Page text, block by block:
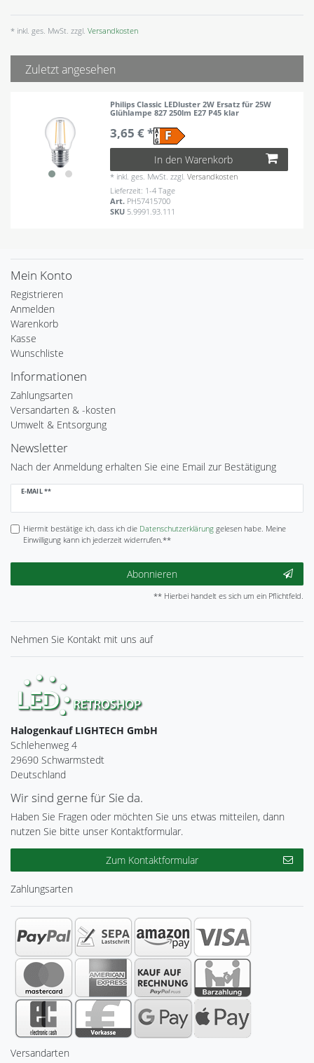
* inkl. ges. MwSt. zzgl. Versandkosten
Zuletzt angesehen
Philips Classic LEDluster 2W Ersatz für 25W
Glühlampe 827 250lm E27 P45 klar
3,65 € *
In den Warenkorb
* inkl. ges. MwSt. zzgl.Versandkosten
Lieferzeit: 1-4 Tage
Art. PH57415700
SKU 5.9991.93.111
Mein Konto
Registrieren
Anmelden
Warenkorb
Kasse
Wunschliste
Informationen
Zahlungsarten
Versandarten & -kosten
Umwelt & Entsorgung
Newsletter
Nach der Anmeldung erhalten Sie eine Email zur Bestätigung
E-MAIL **
Newsletter
Hiermit bestätige ich, dass ich die Daten­schutz­erklärunggelesen habe. Meine
Einwilligung kann ich jederzeit widerrufen.**
Abonnieren
** Hierbei handelt es sich um ein Pflichtfeld.
Nehmen Sie Kontakt mit uns auf
Halogenkauf LIGHTECH GmbH
Schlehenweg 4
29690 Schwarmstedt
Deutschland
Wir sind gerne für Sie da.
Haben Sie Fragen oder möchten Sie uns etwas mitteilen, dann
nutzen Sie bitte unser Kontaktformular.
Zum Kontaktformular
Zahlungsarten
Versandarten